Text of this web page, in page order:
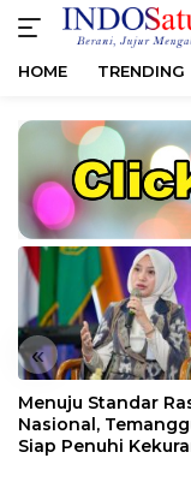
konten
HOME TRENDING
«
Menuju Standar
Nasional,
Siap Penuhi